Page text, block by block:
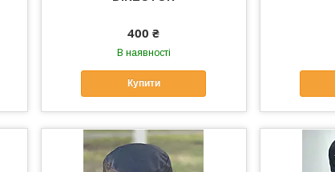
400 ₴
В наявності
Купити